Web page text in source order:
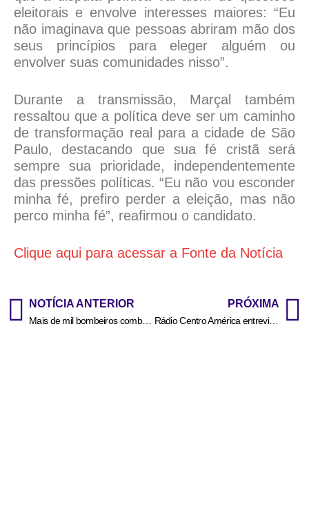
eleitorais e envolve interesses maiores: “Eu
não imaginava que pessoas abriram mão dos
seus princípios para eleger alguém ou
envolver suas comunidades nisso”.
Durante a transmissão, Marçal também
ressaltou que a política deve ser um caminho
de transformação real para a cidade de São
Paulo, destacando que sua fé cristã será
sempre sua prioridade, independentemente
das pressões políticas. “Eu não vou esconder
minha fé, prefiro perder a eleição, mas não
perco minha fé”, reafirmou o candidato.
Clique aqui para acessar a Fonte da Notícia
NOTÍCIA ANTERIOR
Mais de mil bombeiros combatem 49 incêndios florestais em Mato Grosso, na data de hoje (12)
PRÓXIMA
Rádio Centro América entrevista candidatos às prefeituras de Aragarças, Rondonópolis, Sorriso e Cáceres